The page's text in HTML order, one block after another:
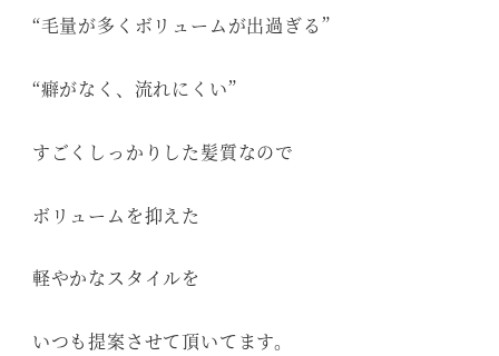
“毛量が多くボリュームが出過ぎる”
“癖がなく、流れにくい”
すごくしっかりした髪質なので
ボリュームを抑えた
軽やかなスタイルを
いつも提案させて頂いてます。